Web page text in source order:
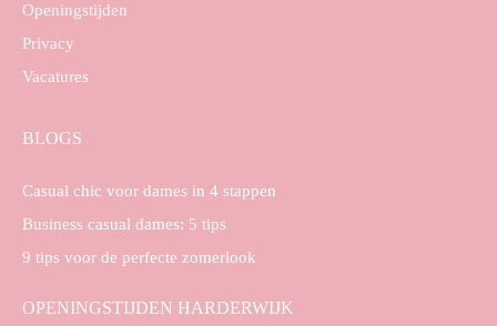
Openingstijden
Privacy
Vacatures
BLOGS
Casual chic voor dames in 4 stappen
Business casual dames: 5 tips
9 tips voor de perfecte zomerlook
OPENINGSTIJDEN HARDERWIJK